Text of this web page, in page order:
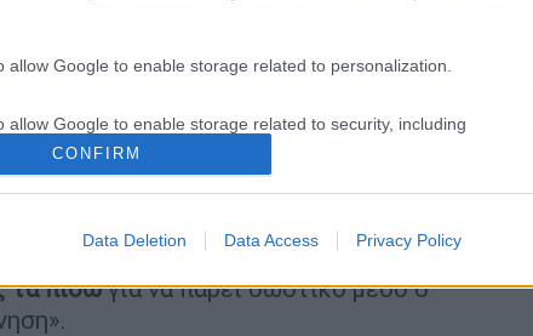
allow Google to enable storage related to personalization.
allow Google to enable storage related to security, including
functionality and fraud prevention, and other user protection.
CONFIRM
Data Deletion Data Access Privacy Policy
του φέρεται να υποστηρίζει,
την ευθύνη για ότι συνέβη αλλά δεν
πράξης ανθρωποκτονία από ενδεχόμενο
Ήθελα να πέσω να βοηθήσω αλλά
να ισχυρίστηκε ο ίδιος στηναπολογία
τα πίσωγια να πάρει σωστικό μέσο ο